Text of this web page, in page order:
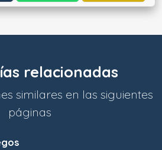
relacionadas
similares en las siguientes
páginas